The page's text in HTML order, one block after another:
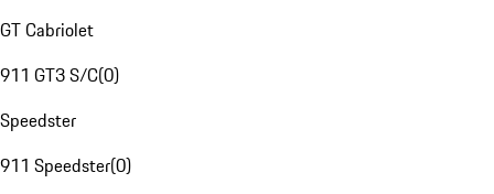
GT Cabriolet
911 GT3 S/C(0)
Speedster
911 Speedster(0)